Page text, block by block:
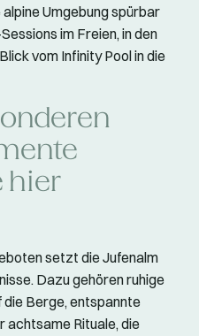
Umgebung spürbar
im Freien, in den
vom Infinity Pool in die
hier
setzt die Jufenalm
Dazu gehören ruhige
Berge, entspannte
achtsame Rituale, die